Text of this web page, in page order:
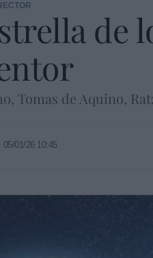
de
Tomas de Aquino,
05/01/26 10:45